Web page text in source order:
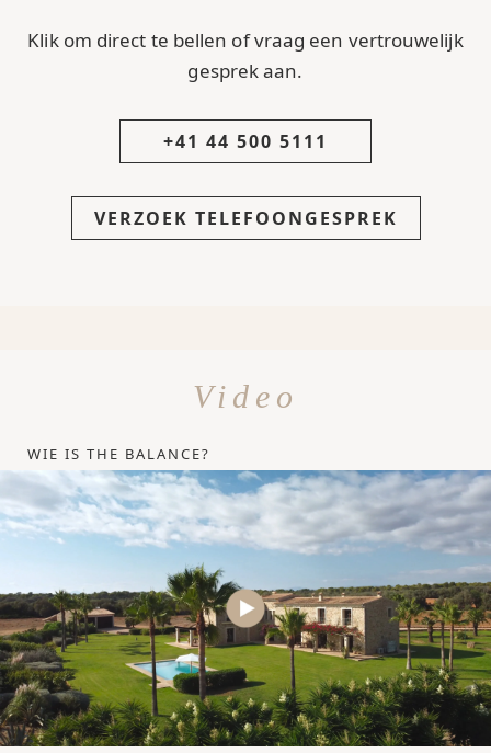
Klik om direct te bellen of vraag een vertrouwelijk
gesprek aan.
+41 44 500 5111
VERZOEK TELEFOONGESPREK
Video
WIE IS THE BALANCE?